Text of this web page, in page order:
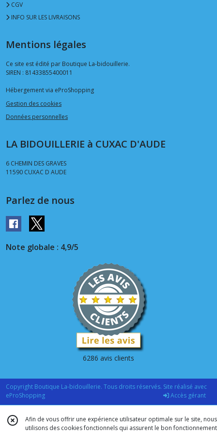
CGV
INFO SUR LES LIVRAISONS
Mentions légales
Ce site est édité par Boutique La-bidouillerie.
SIREN : 81433855400011
Hébergement via eProShopping
Gestion des cookies
Données personnelles
LA BIDOUILLERIE à CUXAC D'AUDE
6 CHEMIN DES GRAVES
11590 CUXAC D AUDE
Parlez de nous
Note globale : 4,9/5
6286 avis clients
Copyright Boutique La-bidouillerie. Tous droits réservés. Site réalisé avec
eProShopping
Accès gérant
Afin de vous offrir une expérience utilisateur optimale sur le site, nous
utilisons des cookies fonctionnels qui assurent le bon fonctionnement